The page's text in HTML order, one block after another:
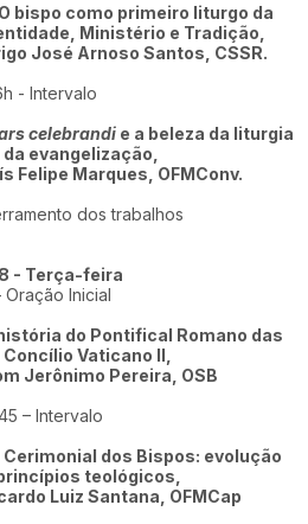
O bispo como primeiro liturgo da
Ministério e Tradição,
José Arnoso Santos, CSSR.
- Intervalo
celebrandi e a beleza da liturgia
evangelização,
Felipe Marques, OFMConv.
dos trabalhos
- Terça-feira
Oração Inicial
do Pontifical Romano das
Vaticano II,
Jerônimo Pereira, OSB
– Intervalo
Cerimonial dos Bispos: evolução
teológicos,
Luiz Santana, OFMCap